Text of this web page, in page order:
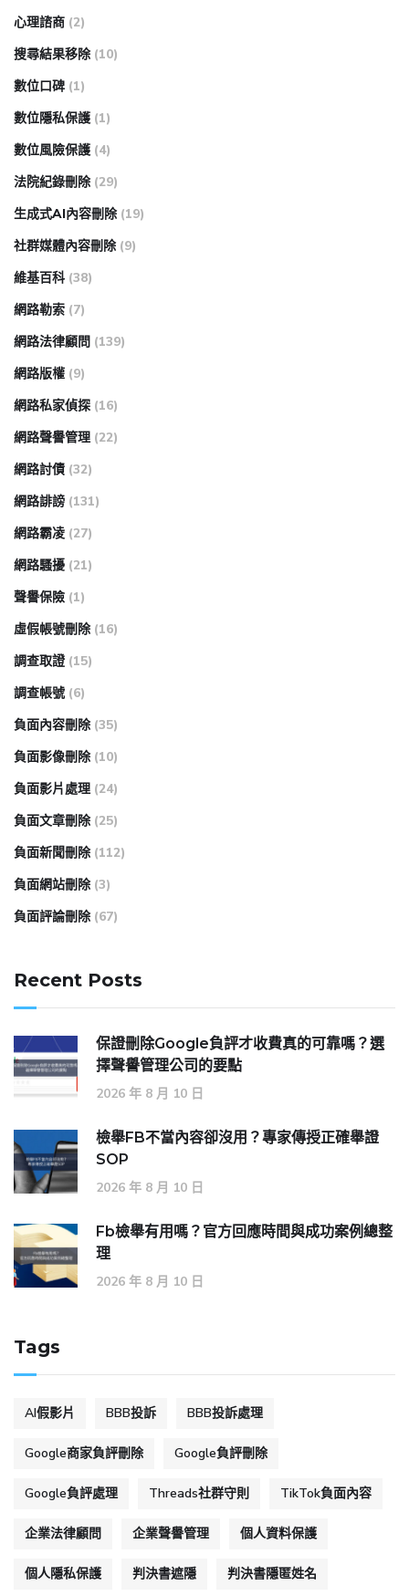
心理諮商 (2)
搜尋結果移除 (10)
數位口碑 (1)
數位隱私保護 (1)
數位風險保護 (4)
法院紀錄刪除 (29)
生成式AI內容刪除 (19)
社群媒體內容刪除 (9)
維基百科 (38)
網路勒索 (7)
網路法律顧問 (139)
網路版權 (9)
網路私家偵探 (16)
網路聲譽管理 (22)
網路討債 (32)
網路誹謗 (131)
網路霸凌 (27)
網路騷擾 (21)
聲譽保險 (1)
虛假帳號刪除 (16)
調查取證 (15)
調查帳號 (6)
負面內容刪除 (35)
負面影像刪除 (10)
負面影片處理 (24)
負面文章刪除 (25)
負面新聞刪除 (112)
負面網站刪除 (3)
負面評論刪除 (67)
Recent Posts
保證刪除Google負評才收費真的可靠嗎？選
擇聲譽管理公司的要點
2026 年 8 月 10 日
檢舉FB不當內容卻沒用？專家傳授正確舉證
SOP
2026 年 8 月 10 日
Fb檢舉有用嗎？官方回應時間與成功案例總整
理
2026 年 8 月 10 日
Tags
AI假影片 BBB投訴 BBB投訴處理
Google商家負評刪除 Google負評刪除
Google負評處理 Threads社群守則 TikTok負面內容
企業法律顧問 企業聲譽管理 個人資料保護
個人隱私保護 判決書遮隱 判決書隱匿姓名